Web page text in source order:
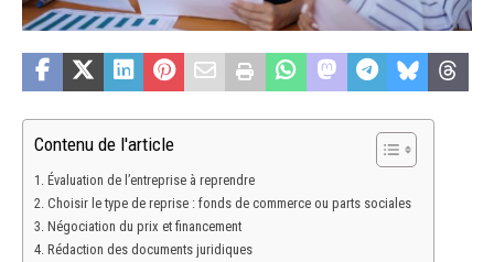
Contenu de l'article
Évaluation de l’entreprise à reprendre
Choisir le type de reprise : fonds de commerce ou parts sociales
Négociation du prix et financement
Rédaction des documents juridiques